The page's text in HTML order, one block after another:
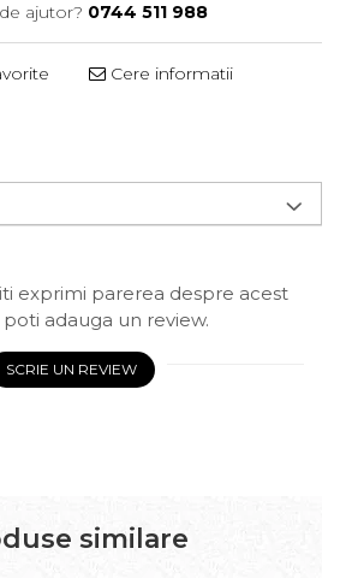
ajutor? 0744 511 988
Cere informatii
exprimi parerea despre acest
adauga un review.
SCRIE UN REVIEW
similare